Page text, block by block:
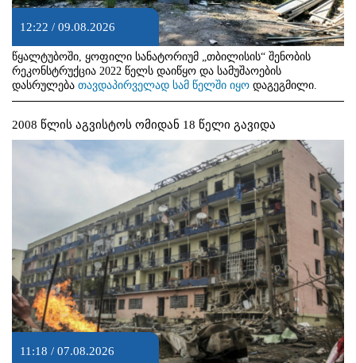
12:22 / 09.08.2026
წყალტუბოში, ყოფილი სანატორიუმ „თბილისის“ შენობის
რეკონსტრუქცია 2022 წელს დაიწყო და სამუშაოების
დასრულება თავდაპირველად სამ წელში იყო დაგეგმილი.
2008 წლის აგვისტოს ომიდან 18 წელი გავიდა
11:18 / 07.08.2026